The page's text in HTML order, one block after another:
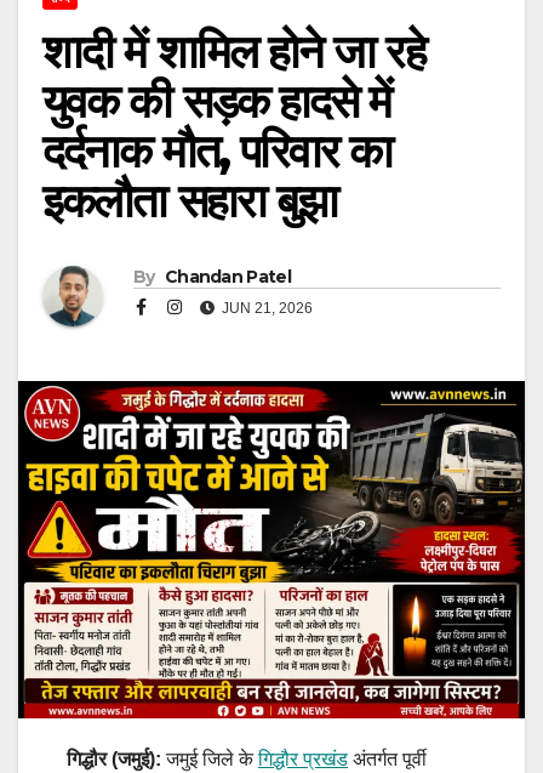
शादी में शामिल होने जा रहे
युवक की सड़क हादसे में
दर्दनाक मौत, परिवार का
इकलौता सहारा बुझा
By Chandan Patel
JUN 21, 2026
गिद्धौर (जमुई): जमुई जिले केगिद्धौर प्रखंड अंतर्गत पूर्वी